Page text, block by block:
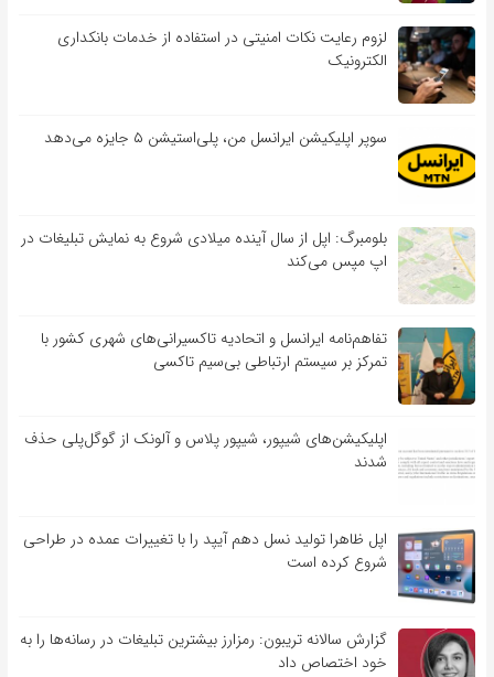
لزوم رعایت نکات امنیتی در استفاده از خدمات بانکداری
الکترونیک
سوپر اپلیکیشن ایرانسل من، پلی‌استیشن ۵ جایزه می‌دهد
بلومبرگ: اپل از سال آینده میلادی شروع به نمایش تبلیغات در
اپ مپس می‌کند
تفاهم‌نامه‌ ایرانسل و اتحادیه تاکسیرانی‌های شهری کشور با
تمرکز بر سیستم ارتباطی بی‌سیم تاکسی
اپلیکیشن‌های شیپور، شیپور پلاس و آلونک از گوگل‌پلی حذف
شدند
اپل ظاهرا تولید نسل دهم آیپد را با تغییرات عمده در طراحی
شروع کرده است
گزارش سالانه تریبون: رمزارز بیشترین تبلیغات در رسانه‌ها را به
خود اختصاص داد